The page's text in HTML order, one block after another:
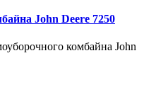
John Deere 7250
комбайна John